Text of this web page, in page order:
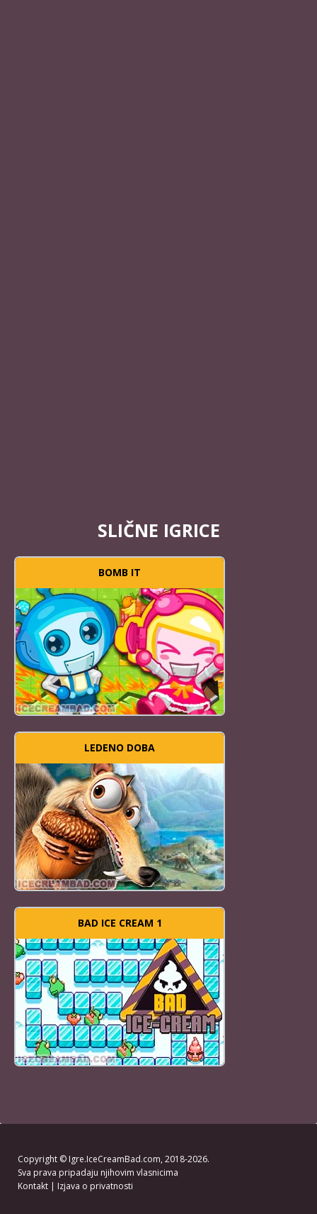
SLIČNE IGRICE
BOMB IT
LEDENO DOBA
BAD ICE CREAM 1
Copyright © Igre.IceCreamBad.com, 2018-2026.
Sva prava pripadaju njihovim vlasnicima
Kontakt | Izjava o privatnosti